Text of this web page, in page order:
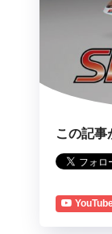
この記事